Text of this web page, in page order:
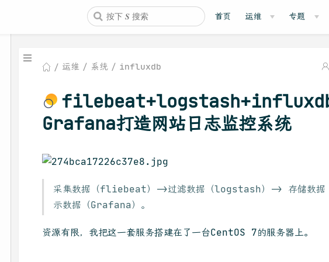
首页 运维 专题
运维 系统 influxdb
Grafana打造网站日志监控系统
采集数据（fliebeat）->过滤数据（logstash）-> 存储数
示数据（Grafana）。
资源有限，我把这一套服务搭建在了一台CentOS 7的服务器上。